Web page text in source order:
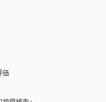
価